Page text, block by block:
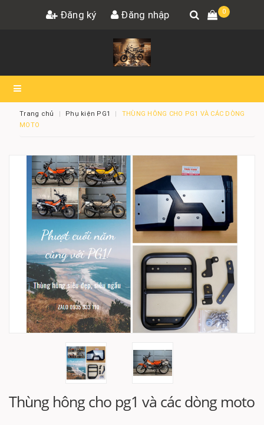
Đăng ký Đăng nhập 0
Trang chủ Phụ kiện PG1
THÙNG HÔNG CHO PG1 VÀ CÁC DÒNG
MOTO
Thùng hông cho pg1 và các dòng moto